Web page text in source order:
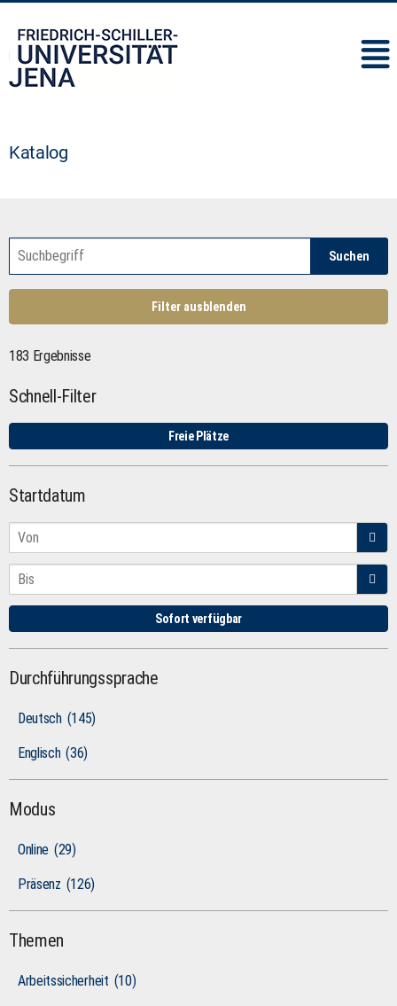
Katalog
Suchen
Filter ausblenden
183 Ergebnisse
Schnell-Filter
Freie Plätze
Startdatum
Sofort verfügbar
Durchführungssprache
Deutsch (145)
Englisch (36)
Modus
Online (29)
Präsenz (126)
Themen
Arbeitssicherheit (10)